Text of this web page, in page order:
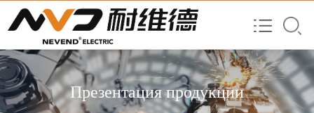
Презентация продукции